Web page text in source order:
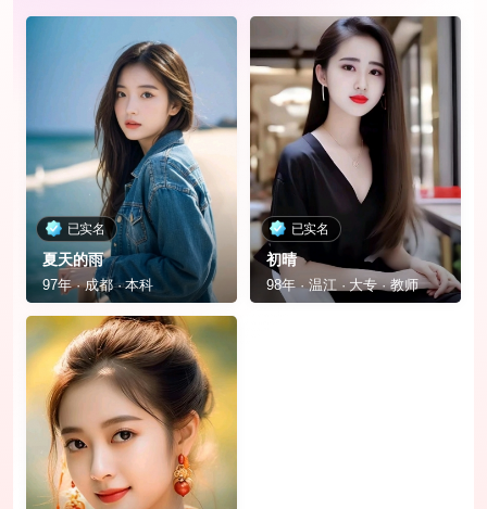
已实名
夏天的雨
97年 · 成都 · 本科
已实名
初晴
98年 · 温江 · 大专 · 教师